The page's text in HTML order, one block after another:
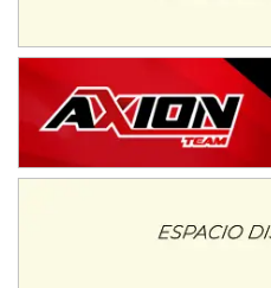
NORESTE SANTAFESINO - F6
Ciudad de Avellaneda (Asfalto)
Avellaneda (Santa Fe)